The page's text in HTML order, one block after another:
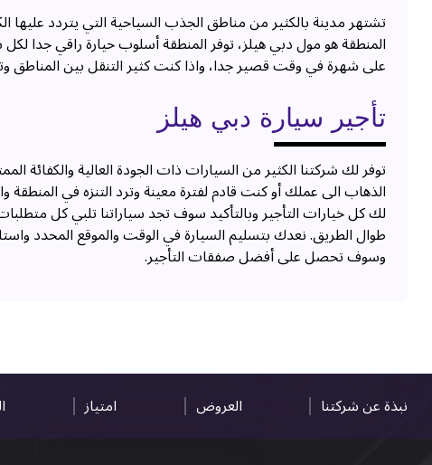
تشتهر مدينة بالكثير من مناطق الجذب السياحية التي يتردد عليها
المنطقة هو مول دبي هيلز، توفر المنطقة أسلوب حيارة راقي جدا
على شهرة في وقت قصير جدا، واذا كنت كثير التنقل بين المناطق
تأجير سيارة دبي هيلز
توفر لك شركتنا الكثير من السيارات ذات الجودة العالية
الذهاب الى عملك أو كنت قادم لفترة معينة وترد التنزه في
لك كل خيارات التأجير وبالتأكيد سوف تجد سياراتنا تلبي كل
طوال الطريق. نعدك بتسليم السيارة في الوقت والموقع المحدد
وسوف تحصل على أفضل صفقات التأجير.
نبذة عن شركتنا العروض امتياز